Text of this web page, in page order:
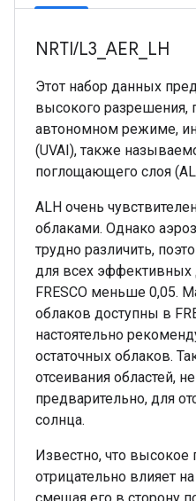
NRTI/L3_AER_LH
Этот набор данных
высокого разрешения,
автономном режиме,
(UVAI), также
поглощающего слоя
ALH очень
облаками. Однако
трудно различить,
для всех эффективных
FRESCO меньше 0,05.
облаков доступны в
настоятельно
остаточных облаков.
отсеивания областей,
предварительно, для
солнца.
Известно, что высокое
отрицательно влияет